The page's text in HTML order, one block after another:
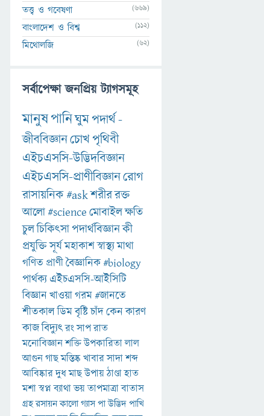
তত্ত্ব ও গবেষণা (669)
বাংলাদেশ ও বিশ্ব (112)
মিথোলজি (62)
সর্বাপেক্ষা জনপ্রিয় ট্যাগসমূহ
মানুষপানিঘুমপদার্থ-
জীববিজ্ঞানচোখপৃথিবী
এইচএসসি-উদ্ভিদবিজ্ঞান
এইচএসসি-প্রাণীবিজ্ঞানরোগ
রাসায়নিক#askশরীররক্ত
আলো#scienceমোবাইলক্ষতি
চুলচিকিৎসাপদার্থবিজ্ঞানকী
প্রযুক্তিসূর্যমহাকাশস্বাস্থ্যমাথা
গণিত প্রাণীবৈজ্ঞানিক#biology
পার্থক্য এইচএসসি-আইসিটি
বিজ্ঞানখাওয়াগরম#জানতে
শীতকালডিমবৃষ্টিচাঁদকেনকারণ
কাজবিদ্যুৎরংসাপরাত
মনোবিজ্ঞানশক্তিউপকারিতালাল
আগুনগাছমস্তিষ্কখাবারসাদাশব্দ
আবিষ্কারদুধমাছউপায়ঠাণ্ডাহাত
মশাস্বপ্নব্যাথাভয়তাপমাত্রাবাতাস
গ্রহরসায়নকালোগ্যাসপাউদ্ভিদপাখি